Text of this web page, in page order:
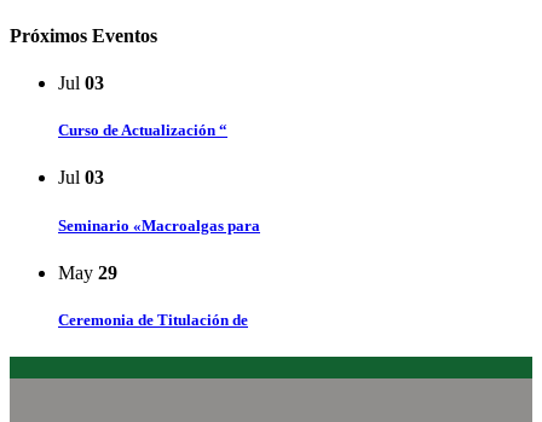
Próximos Eventos
Jul 03
Curso de Actualización “
Jul 03
Seminario «Macroalgas para
May 29
Ceremonia de Titulación de